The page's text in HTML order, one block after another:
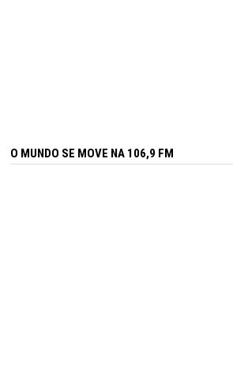
O MUNDO SE MOVE NA 106,9 FM